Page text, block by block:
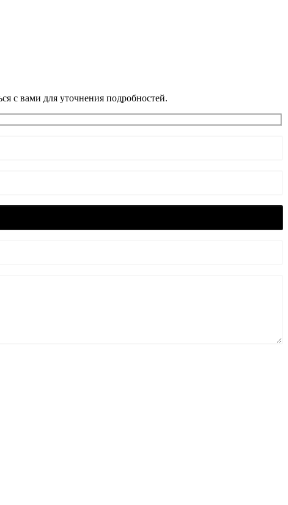
с вами для уточнения подробностей.